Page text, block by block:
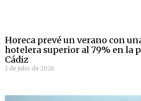
Horeca prevé un verano con
hotelera superior al 79% en la
Cádiz
1 de julio de 2026